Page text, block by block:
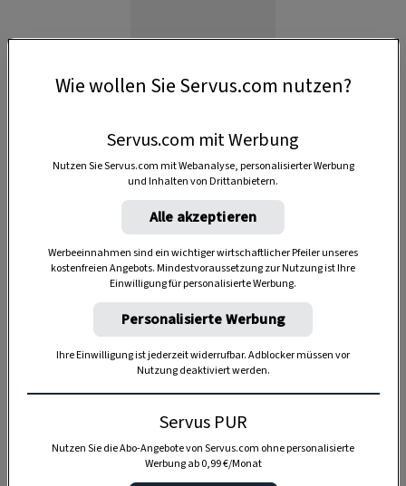
SPEICHERN DRUCKEN
Für den Teig
frische Germ
Wie wollen Sie Servus.com nutzen?
Servus.com mit Werbung
Nutzen Sie Servus.com mit Webanalyse, personalisierter Werbung
und Inhalten von Drittanbietern.
Alle akzeptieren
Werbeeinnahmen sind ein wichtiger wirtschaftlicher Pfeiler unseres
kostenfreien Angebots. Mindestvoraussetzung zur Nutzung ist Ihre
Einwilligung für personalisierte Werbung.
Personalisierte Werbung
Ihre Einwilligung ist jederzeit widerrufbar. Adblocker müssen vor
Nutzung deaktiviert werden.
Servus PUR
Nutzen Sie die Abo-Angebote von Servus.com ohne personalisierte
Werbung ab 0,99 €/Monat